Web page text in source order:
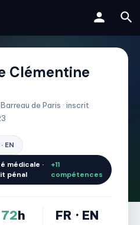
Clémentine
de Paris · inscrit
EN
médicale ·
pénal
+11
compétences
72h FR · EN